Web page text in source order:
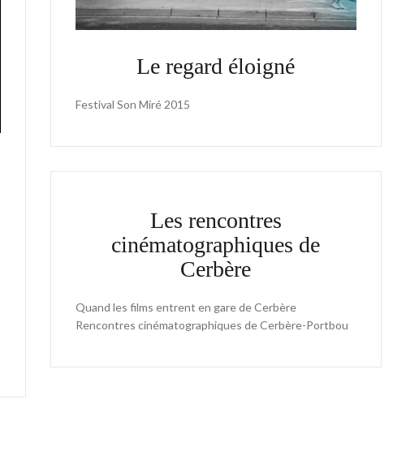
Le regard éloigné
Festival Son Miré 2015
Les rencontres
cinématographiques de
Cerbère
Quand les films entrent en gare de Cerbère
Rencontres cinématographiques de Cerbère-Portbou